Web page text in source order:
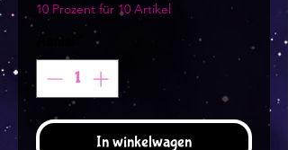
10 Prozent für 10 Artikel
Aantal
In winkelwagen